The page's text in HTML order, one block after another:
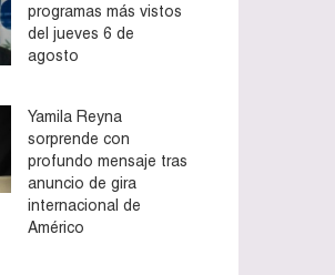
programas más vistos
del jueves 6 de
agosto
Yamila Reyna
sorprende con
profundo mensaje tras
anuncio de gira
internacional de
Américo